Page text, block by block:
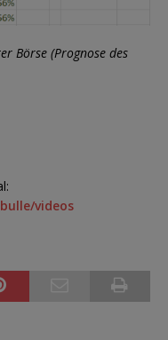
Börse (Prognose des
videos